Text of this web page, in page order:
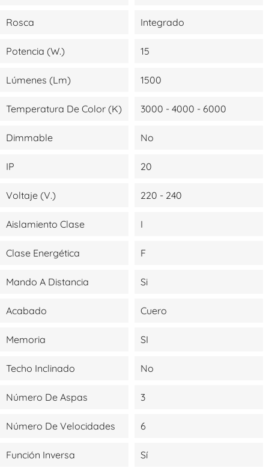
Rosca Integrado
Potencia (W.) 15
Lúmenes (lm) 1500
Temperatura De Color (K) 3000 - 4000 - 6000
Dimmable No
IP 20
Voltaje (V.) 220 - 240
Aislamiento Clase I
Clase Energética F
Mando A Distancia Si
Acabado Cuero
Memoria SI
Techo Inclinado No
Número De Aspas 3
Número De Velocidades 6
Función Inversa Sí